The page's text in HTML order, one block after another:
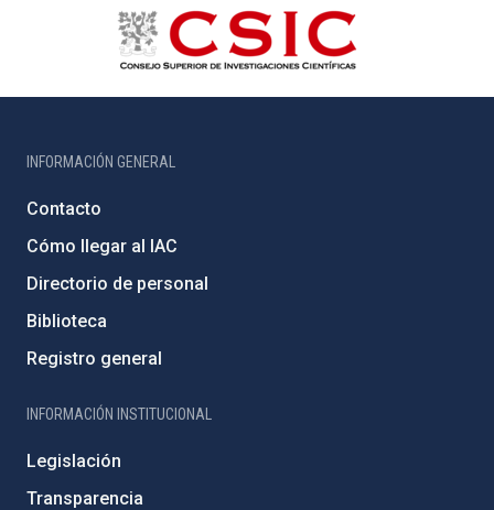
INFORMACIÓN GENERAL
Contacto
Cómo llegar al IAC
Directorio de personal
Biblioteca
Registro general
INFORMACIÓN INSTITUCIONAL
Legislación
Transparencia